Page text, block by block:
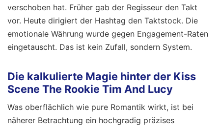
verschoben hat. Früher gab der Regisseur den Takt
vor. Heute dirigiert der Hashtag den Taktstock. Die
emotionale Währung wurde gegen Engagement-Raten
eingetauscht. Das ist kein Zufall, sondern System.
Die kalkulierte Magie hinter der Kiss
Scene The Rookie Tim And Lucy
Was oberflächlich wie pure Romantik wirkt, ist bei
näherer Betrachtung ein hochgradig präzises